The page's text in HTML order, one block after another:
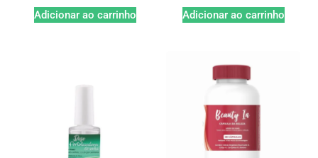
Adicionar ao carrinho Adicionar ao carrinho